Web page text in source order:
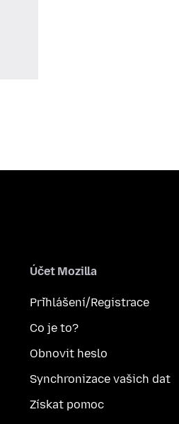
Účet Mozilla
Přihlášení/Registrace
Co je to?
Obnovit heslo
Synchronizace vašich dat
Získat pomoc